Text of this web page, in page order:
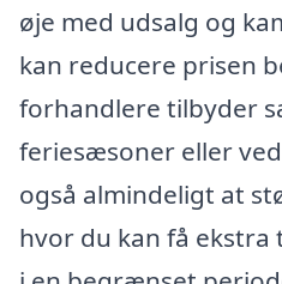
øje med udsalg og
kan reducere prisen
forhandlere tilbyder
feriesæsoner eller
også almindeligt at
hvor du kan få